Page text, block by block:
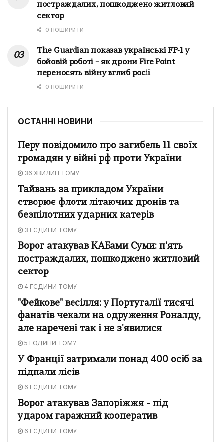
постраждалих, пошкоджено житловий
сектор
0 ПОШИРИТИ
The Guardian показав українські FP-1 у
бойовій роботі – як дрони Fire Point
переносять війну вглиб росії
0 ПОШИРИТИ
ОСТАННІ НОВИНИ
Перу повідомило про загибель 11 своїх
громадян у війні рф проти України
36 ХВИЛИН ТОМУ
Тайвань за прикладом України
створює флоти літаючих дронів та
безпілотних ударних катерів
3 ГОДИНИ ТОМУ
Ворог атакував КАБами Суми: п'ять
постраждалих, пошкоджено житловий
сектор
4 ГОДИНИ ТОМУ
"Фейкове" весілля: у Португалії тисячі
фанатів чекали на одруження Роналду,
але наречені так і не з'явилися
5 ГОДИНИ ТОМУ
У Франції затримали понад 400 осіб за
підпали лісів
6 ГОДИНИ ТОМУ
Ворог атакував Запоріжжя – під
ударом гаражний кооператив
6 ГОДИНИ ТОМУ